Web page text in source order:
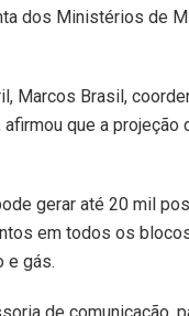
dos Ministérios de
Marcos Brasil,
que a
gerar até 20 mil
em todos os
e gás.